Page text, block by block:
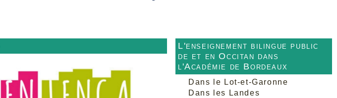
L'enseignement bilingue public
de et en Occitan dans
l'Académie de Bordeaux
Dans le Lot-et-Garonne
Dans les Landes